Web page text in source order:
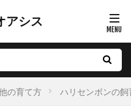
アシス
の育て方 ハリセンボンの